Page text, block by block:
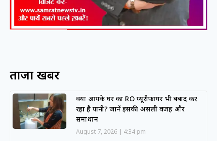
ताजा खबरें
क्या आपके घर का RO प्यूरीफायर भी बर्बाद कर
रहा है पानी? जानें इसकी असली वजह और
समाधान
August 7, 2026 4:34 pm